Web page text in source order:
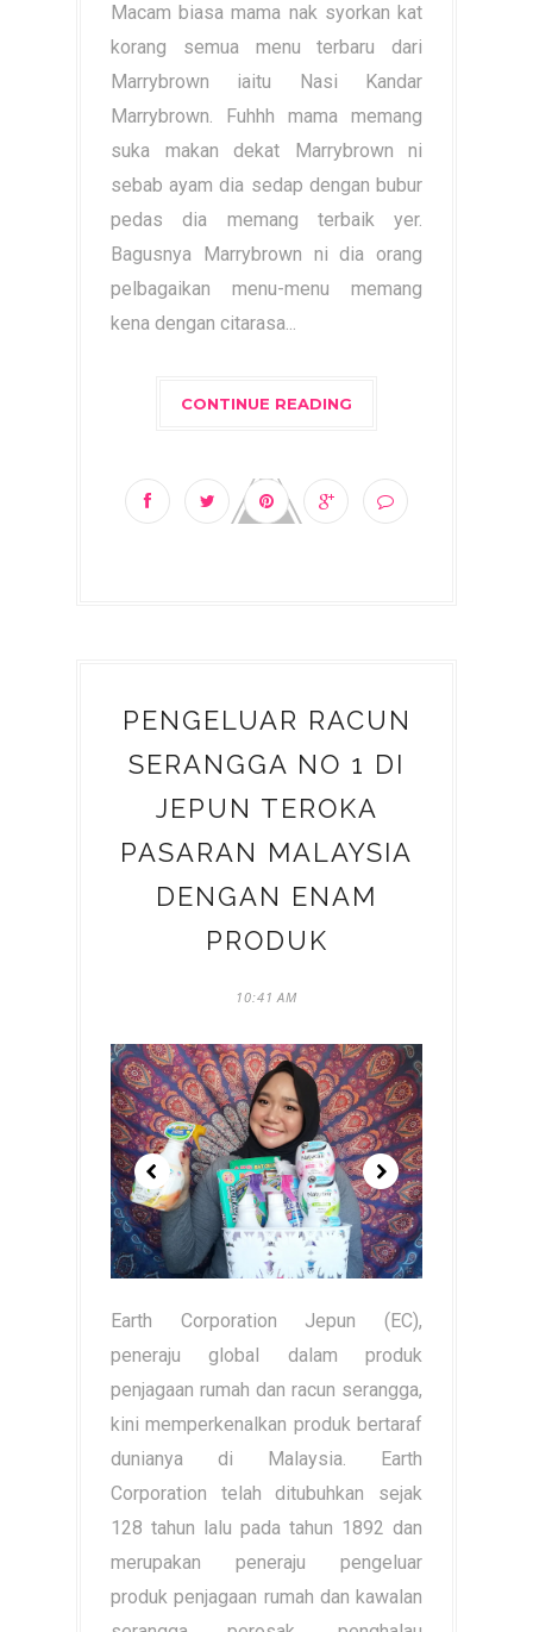
Macam biasa mama nak syorkan kat
korang semua menu terbaru dari
Marrybrown iaitu Nasi Kandar
Marrybrown. Fuhhh mama memang
suka makan dekat Marrybrown ni
sebab ayam dia sedap dengan bubur
pedas dia memang terbaik yer.
Bagusnya Marrybrown ni dia orang
pelbagaikan menu-menu memang
kena dengan citarasa...
CONTINUE READING
PENGELUAR RACUN
SERANGGA NO 1 DI
JEPUN TEROKA
PASARAN MALAYSIA
DENGAN ENAM
PRODUK
10:41 AM
Earth Corporation Jepun (EC),
peneraju global dalam produk
penjagaan rumah dan racun serangga,
kini memperkenalkan produk bertaraf
dunianya di Malaysia. Earth
Corporation telah ditubuhkan sejak
128 tahun lalu pada tahun 1892 dan
merupakan peneraju pengeluar
produk penjagaan rumah dan kawalan